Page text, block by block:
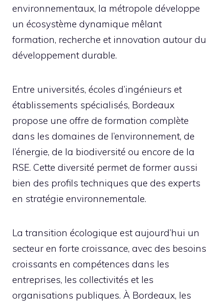
environnementaux, la métropole développe
un écosystème dynamique mêlant
formation, recherche et innovation autour du
développement durable.
Entre universités, écoles d’ingénieurs et
établissements spécialisés, Bordeaux
propose une offre de formation complète
dans les domaines de l’environnement, de
l’énergie, de la biodiversité ou encore de la
RSE. Cette diversité permet de former aussi
bien des profils techniques que des experts
en stratégie environnementale.
La transition écologique est aujourd’hui un
secteur en forte croissance, avec des besoins
croissants en compétences dans les
entreprises, les collectivités et les
organisations publiques. À Bordeaux, les